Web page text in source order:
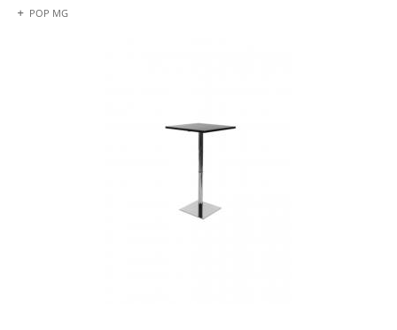
POP MG